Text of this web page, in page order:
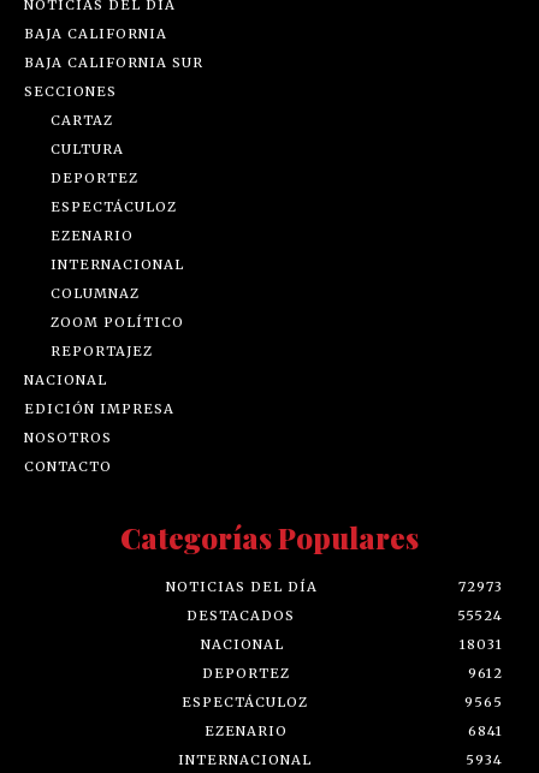
NOTICIAS DEL DÍA
BAJA CALIFORNIA
BAJA CALIFORNIA SUR
SECCIONES
CARTAZ
CULTURA
DEPORTEZ
ESPECTÁCULOZ
EZENARIO
INTERNACIONAL
COLUMNAZ
ZOOM POLÍTICO
REPORTAJEZ
NACIONAL
EDICIÓN IMPRESA
NOSOTROS
CONTACTO
Categorías Populares
NOTICIAS DEL DÍA
72973
DESTACADOS
55524
NACIONAL
18031
DEPORTEZ
9612
ESPECTÁCULOZ
9565
EZENARIO
6841
INTERNACIONAL
5934